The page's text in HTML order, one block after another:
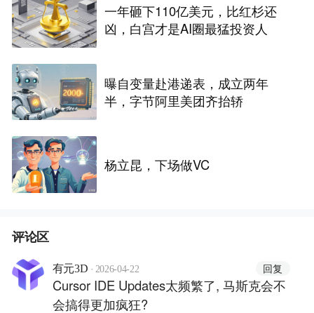
一年砸下110亿美元，比红杉还
凶，白宫才是AI圈最猛投资人
曝自变量赴港递表，成立两年
半，字节阿里美团齐抬轿
杨立昆，下场做VC
评论区
有元3D · 2026-04-22 回复
Cursor IDE Updates太频繁了, 马斯克会不
会搞得更加疯狂?